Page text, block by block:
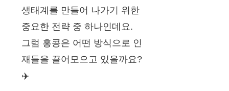
생태계를 만들어 나가기 위한
중요한 전략 중 하나인데요.
그럼 홍콩은 어떤 방식으로 인
재들을 끌어모으고 있을까요?
✈️